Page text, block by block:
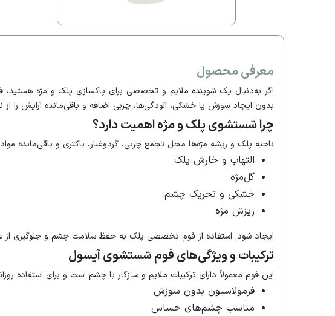
معرفی محصول
اگر به‌دنبال یک شوینده ملایم و تخصصی برای پاکسازی پلک و مژه هستید،
بدون ایجاد سوزش یا خشکی، آلودگی‌ها، چربی اضافه و باقی‌مانده آرایش را
چرا شستشوی پلک و مژه اهمیت دارد؟
ناحیه پلک و ریشه مژه‌ها محل تجمع چربی، گردوغبار، باکتری و
التهاب و خارش پلک
گل‌مژه
خشکی و تحریک چشم
ریزش مژه
ایجاد شود. استفاده از فوم تخصصی پلک به حفظ سلامت چشم و جلوگیری
ترکیبات و ویژگی‌های فوم شستشوی آیسول
این فوم معمولاً دارای ترکیبات ملایم و سازگار با چشم است و برای استفاده
فرمولاسیون بدون سوزش
مناسب چشم‌های حساس